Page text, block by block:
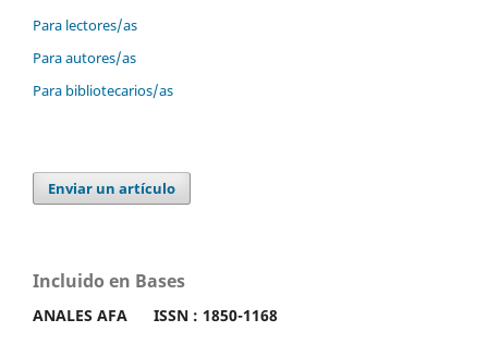
Para lectores/as
Para autores/as
Para bibliotecarios/as
Enviar un artículo
Incluido en Bases
ANALES AFA ISSN : 1850-1168